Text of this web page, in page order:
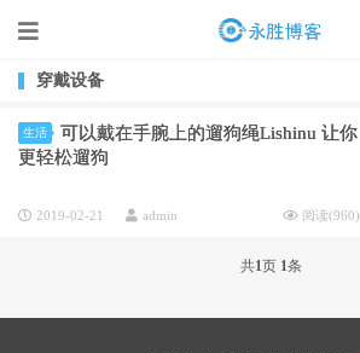
穿戴设备
生活
可以戴在手腕上的遛狗绳Lishinu 让你
更轻松遛狗
2019-02-21 admin 阅读(960)
共1页 1条